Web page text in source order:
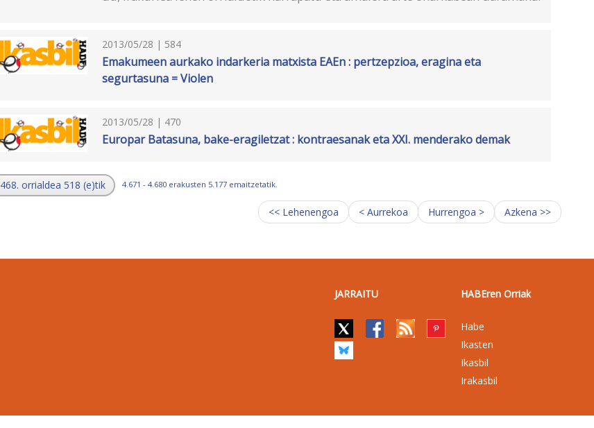
2013/05/28 | 584
Emakumeen aurkako indarkeria matxista EAEn : pertzepzioa, eragina eta
segurtasuna = Violen
2013/05/28 | 470
Europar Batasuna, bake-eragiletzat : kontraesanak eta XXI. menderako demak
468. orrialdea 518 (e)tik 4.671 - 4.680 erakusten 5.177 emaitzetatik.
<< Lehenengoa < Aurrekoa Hurrengoa > Azkena >>
JARRAITU HABEren Orriak
Habe
Ikasten
Ikasbil
Irakasbil